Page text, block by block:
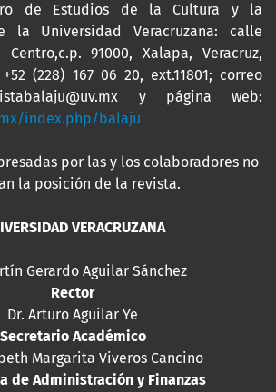
de Estudios de la Cultura y la
la Universidad Veracruzana: calle
Centro,c.p. 91000, Xalapa, Veracruz,
(228) 167 06 20, ext.11801; correo
y página web:
index.php/balaju
por las y los colaboradores no
la posición de la revista.
VERACRUZANA
Gerardo Aguilar Sánchez
Rector
Dr. Arturo Aguilar Ye
Secretario Académico
Margarita Viveros Cancino
de Administración y Finanzas